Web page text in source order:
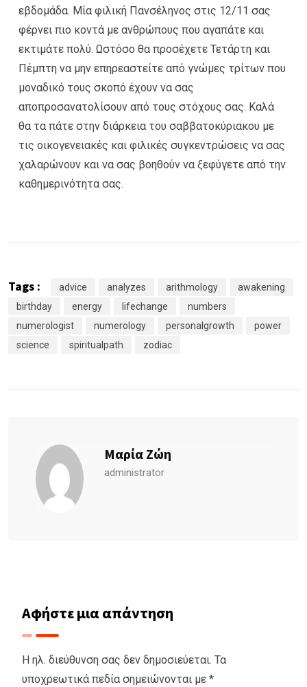
εβδομάδα. Μία φιλική Πανσέληνος στις 12/11 σας
φέρνει πιο κοντά με ανθρώπους που αγαπάτε και
εκτιμάτε πολύ. Ωστόσο θα προσέχετε Τετάρτη και
Πέμπτη να μην επηρεαστείτε από γνώμες τρίτων που
μοναδικό τους σκοπό έχουν να σας
αποπροσανατολίσουν από τους στόχους σας. Καλά
θα τα πάτε στην διάρκεια του σαββατοκύριακου με
τις οικογενειακές και φιλικές συγκεντρώσεις να σας
χαλαρώνουν και να σας βοηθούν να ξεφύγετε από την
καθημερινότητα σας.
Tags : advice analyzes arithmology
awakening
birthday
energy lifechange
numbers
numerologist
numerology personalgrowth
power
science
spiritualpath zodiac
Μαρία Ζώη
administrator
Αφήστε μια απάντηση
Η ηλ. διεύθυνση σας δεν δημοσιεύεται. Τα
υποχρεωτικά πεδία σημειώνονται με *